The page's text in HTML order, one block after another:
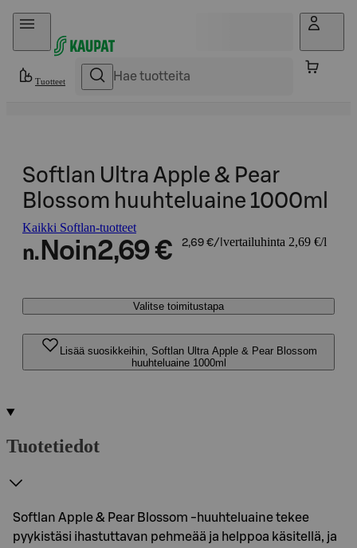
Hyppää sisältöön
Tuotteet
Softlan Ultra Apple & Pear
Blossom huuhteluaine 1000ml
Kaikki Softlan-tuotteet
n. Noin2,69 € 2,69 €/l vertailuhinta 2,69 €/l
Valitse toimitustapa
Lisää suosikkeihin, Softlan Ultra Apple & Pear Blossom
huuhteluaine 1000ml
Tuotetiedot
Softlan Apple & Pear Blossom -huuhteluaine tekee
pyykistäsi ihastuttavan pehmeää ja helppoa käsitellä, ja